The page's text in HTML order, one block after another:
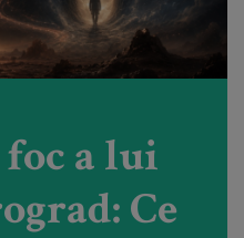
foc a lui
Ce